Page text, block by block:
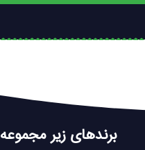
برندهای زیر مجموعه